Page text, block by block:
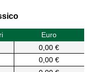
Euro
0,00 €
0,00 €